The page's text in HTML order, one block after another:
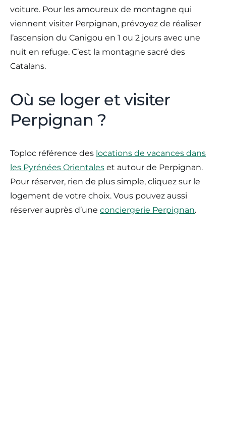
voiture. Pour les amoureux de montagne qui
viennent visiter Perpignan, prévoyez de réaliser
l’ascension du Canigou en 1 ou 2 jours avec une
nuit en refuge. C’est la montagne sacré des
Catalans.
Où se loger et visiter
Perpignan ?
Toploc référence des locations de vacances dans
les Pyrénées Orientales et autour de Perpignan.
Pour réserver, rien de plus simple, cliquez sur le
logement de votre choix. Vous pouvez aussi
réserver auprès d’une conciergerie Perpignan.